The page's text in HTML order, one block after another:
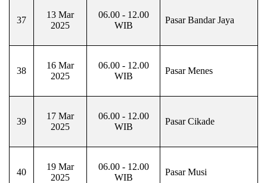
37
13 Mar
2025
06.00 - 12.00
WIB
Pasar Bandar Jaya
38
16 Mar
2025
06.00 - 12.00
WIB
Pasar Menes
39
17 Mar
2025
06.00 - 12.00
WIB
Pasar Cikade
40
19 Mar
2025
06.00 - 12.00
WIB
Pasar Musi